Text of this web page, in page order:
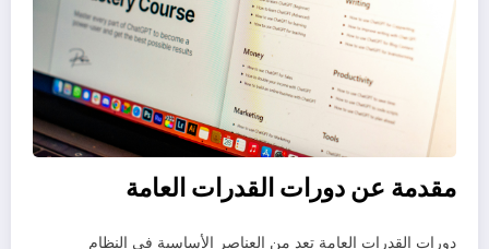
مقدمة عن دورات القدرات العامة
دورات القدرات العامة تعد من العناصر الأساسية في النظام